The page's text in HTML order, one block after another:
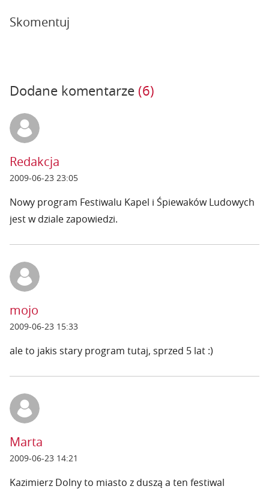
Skomentuj
Dodane komentarze (6)
Redakcja
2009-06-23 23:05
Nowy program Festiwalu Kapel i Śpiewaków Ludowych
jest w dziale zapowiedzi.
mojo
2009-06-23 15:33
ale to jakis stary program tutaj, sprzed 5 lat :)
Marta
2009-06-23 14:21
Kazimierz Dolny to miasto z duszą a ten festiwal